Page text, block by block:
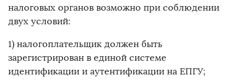
налоговых органов возможно при соблюдении
двух условий:
1) налогоплательщик должен быть
зарегистрирован в единой системе
идентификации и аутентификации на ЕПГУ;